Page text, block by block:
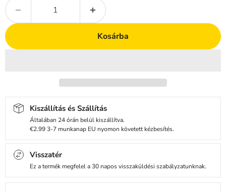
Kosárba
Kiszállítás és Szállítás
Általában 24 órán belül kiszállítva.
€2.99 3-7 munkanap EU nyomon követett kézbesítés.
Visszatér
Ez a termék megfelel a 30 napos visszaküldési szabályzatunknak.